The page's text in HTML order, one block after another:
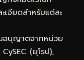
เอียดสำหรับแต่ละ
อนุญาตจากหน่วย
(ยุโรป),